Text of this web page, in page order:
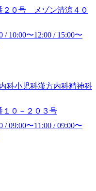
２０号 メゾン清涼４０
/ 10:00〜12:00 / 15:00〜
内科小児科漢方内科精神科
１０－２０３号
/09:00〜11:00 /09:00〜